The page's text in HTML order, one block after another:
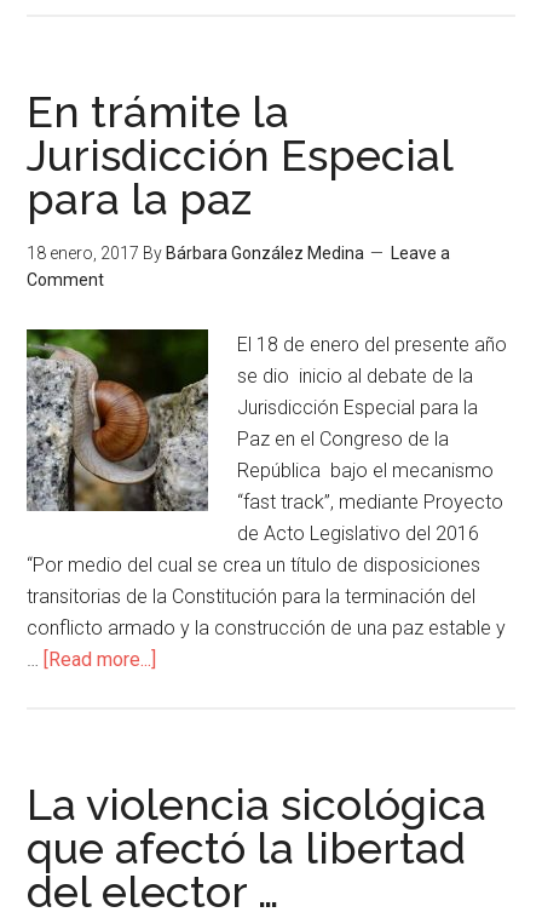
En trámite la
Jurisdicción Especial
para la paz
18 enero, 2017 By Bárbara González Medina
Leave a
Comment
El 18 de enero del presente año
se dio inicio al debate de la
Jurisdicción Especial para la
Paz en el Congreso de la
República bajo el mecanismo
“fast track”, mediante Proyecto
de Acto Legislativo del 2016
“Por medio del cual se crea un título de disposiciones
transitorias de la Constitución para la terminación del
conflicto armado y la construcción de una paz estable y
… [Read more...]
La violencia sicológica
que afectó la libertad
del elector …